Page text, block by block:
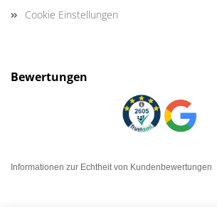
Cookie Einstellungen
Bewertungen
Informationen zur Echtheit von Kundenbewertungen